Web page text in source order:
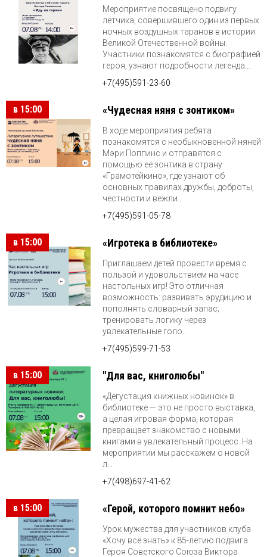
Мероприятие посвящено подвигу
лётчика, совершившего один из первых
ночных воздушных таранов в истории
Великой Отечественной войны.
Участники познакомятся с биографией
героя, узнают подробности легенда...
+7(495)591-23-60
в 15:00 «Чудесная няня с зонтиком»
В ходе мероприятия ребята
познакомятся с необыкновенной няней
Мэри Поппинс и отправятся с
помощью её зонтика в страну
«Грамотейкино», где узнают об
основных правилах дружбы, доброты,
честности и вежли...
+7(495)591-05-78
в 15:00 «Игротека в библиотеке»
Приглашаем детей провести время с
пользой и удовольствием на часе
настольных игр! Это отличная
возможность: развивать эрудицию и
пополнять словарный запас;
тренировать логику через
увлекательные голо...
+7(495)599-71-53
в 15:00 "Для вас, книголюбы"
«Дегустация книжных новинок» в
библиотеке — это не просто выставка,
а целая игровая форма, которая
превращает знакомство с новыми
книгами в увлекательный процесс. На
мероприятии мы расскажем о новой
л...
+7(498)697-41-62
в 15:00 «Герой, которого помнит небо»
Урок мужества для участников клуба
«Хочу всё знать» к 85-летию подвига
Героя Советского Союза Виктора